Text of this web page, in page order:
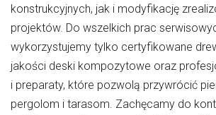
konstrukcyjnych, jak i modyfikację
projektów. Do wszelkich prac
wykorzystujemy tylko certyfikowane
jakości deski kompozytowe oraz
i preparaty, które pozwolą przywrócić
pergolom i tarasom. Zachęcamy do